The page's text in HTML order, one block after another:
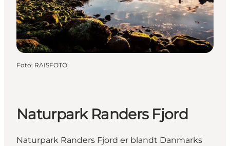
Foto: RAISFOTO
Naturpark Randers Fjord
Naturpark Randers Fjord er blandt Danmarks